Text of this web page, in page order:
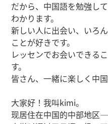
だから、中国語を勉強し
わかります。
新しい人に出会い、いろ
ことが好きです。
レッセンでお会いできる
す。
皆さん、一緒に楽しく中
大家好！我叫kimi。
现居住在中国的中部地区